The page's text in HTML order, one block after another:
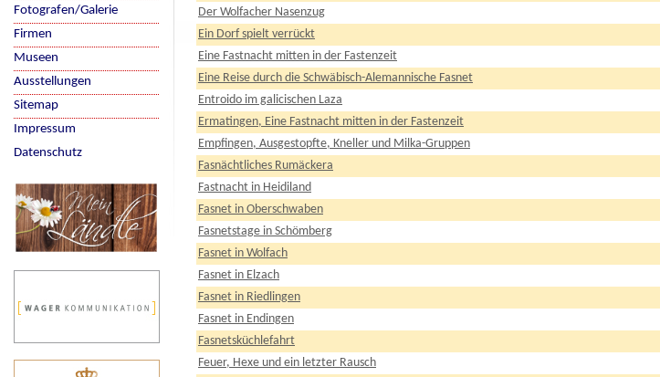
Der Wolfacher Nasenzug
Ein Dorf spielt verrückt
Eine Fastnacht mitten in der Fastenzeit
Eine Reise durch die Schwäbisch-Alemannische Fasnet
Entroido im galicischen Laza
Ermatingen, Eine Fastnacht mitten in der Fastenzeit
Empfingen, Ausgestopfte, Kneller und Milka-Gruppen
Fasnächtliches Rumäckera
Fastnacht in Heidiland
Fasnet in Oberschwaben
Fasnetstage in Schömberg
Fasnet in Wolfach
Fasnet in Elzach
Fasnet in Riedlingen
Fasnet in Endingen
Fasnetsküchlefahrt
Feuer, Hexe und ein letzter Rausch
Fotografen/Galerie
Firmen
Museen
Ausstellungen
Sitemap
Impressum
Datenschutz